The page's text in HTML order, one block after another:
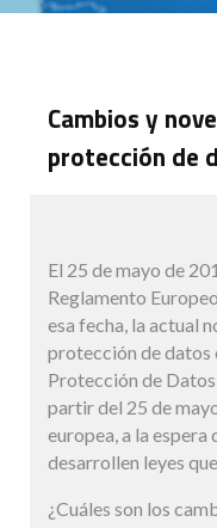
Cambios y
protección de
El 25 de mayo de
Reglamento
esa fecha, la actual
protección de datos
Protección de
partir del 25 de
europea, a la
desarrollen leyes
¿Cuáles son los